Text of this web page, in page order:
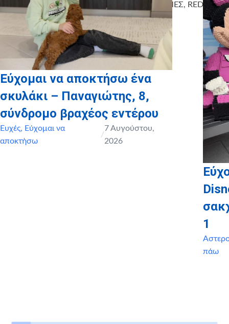
ΑΝΕΜΟΣ, ΑΤΤΙΚΗ ΟΔΟΣ, ΑΤΤΙΚΕΣ ΔΙΑΔΡΟΜΕΣ, REDS).
Εύχομαι να αποκτήσω ένα
σκυλάκι – Παναγιώτης, 8,
σύνδρομο βραχέος εντέρου
Ευχές, Εύχομαι να
αποκτήσω
/
7 Αυγούστου,
2026
1
πάω